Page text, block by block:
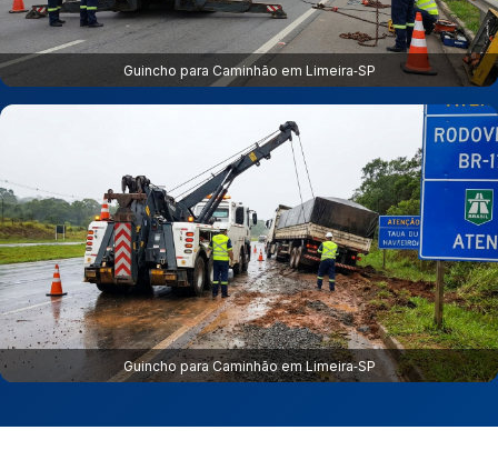
Guincho para Caminhão em Limeira‑SP
Guincho para Caminhão em Limeira‑SP